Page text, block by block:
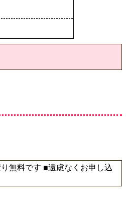
無料です ■遠慮なくお申し込